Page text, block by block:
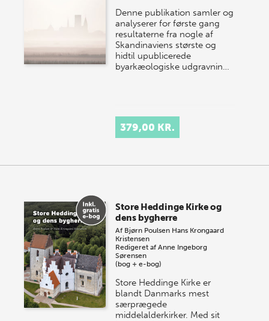
Denne publikation samler og
analyserer for første gang
resultaterne fra nogle af
Skandinaviens største og
hidtil upublicerede
byarkæologiske udgravnin…
379,00 KR.
Store Heddinge Kirke og
dens bygherre
Af Bjørn Poulsen Hans Krongaard
Kristensen
Redigeret afAnne Ingeborg
Sørensen
(bog + e-bog)
Store Heddinge Kirke er
blandt Danmarks mest
særprægede
middelalderkirker. Med sit